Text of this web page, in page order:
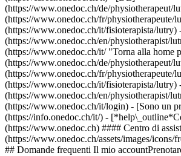
(https://www.onedoc.ch/de/physiotherapeut/
(https://www.onedoc.ch/fr/physiotherapeute/
(https://www.onedoc.ch/it/fisioterapista/lutry)
(https://www.onedoc.ch/en/physiotherapist/
(https://www.onedoc.ch/it/ "Torna alla home
(https://www.onedoc.ch/de/physiotherapeut/
(https://www.onedoc.ch/fr/physiotherapeute/
(https://www.onedoc.ch/it/fisioterapista/lutry)
(https://www.onedoc.ch/en/physiotherapist/
(https://www.onedoc.ch/it/login) - [Sono un
(https://info.onedoc.ch/it/) -
(https://www.onedoc.ch) #### Centro di
(https://www.onedoc.ch/assets/images/icons/
## Domande frequenti Il mio